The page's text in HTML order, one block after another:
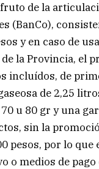
de la
(BanCo),
y en caso de
la Provincia, el
incluídos, de
de 2,25
u 80 gr y una
sin la
pesos, por lo
o medios de